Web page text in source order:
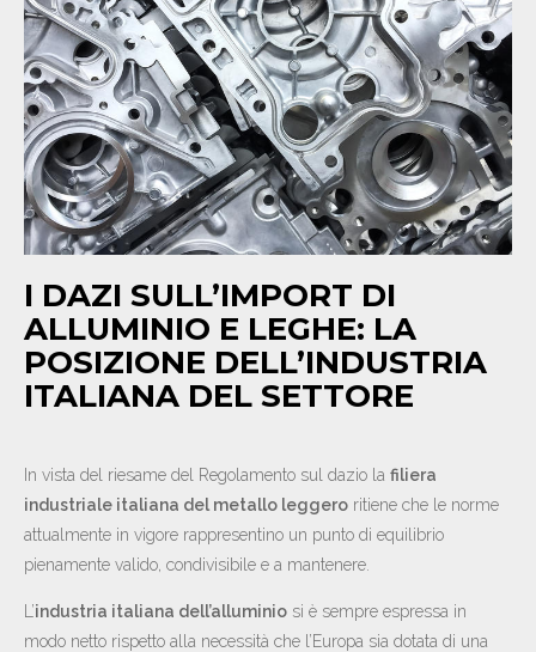
CONTATTI
IT EN DE
I DAZI SULL’IMPORT DI
ALLUMINIO E LEGHE: LA
POSIZIONE DELL’INDUSTRIA
ITALIANA DEL SETTORE
In vista del riesame del Regolamento sul dazio la filiera
industriale italiana del metallo leggero ritiene che le norme
attualmente in vigore rappresentino un punto di equilibrio
pienamente valido, condivisibile e a mantenere.
L’industria italiana dell’alluminio si è sempre espressa in
modo netto rispetto alla necessità che l’Europa sia dotata di una